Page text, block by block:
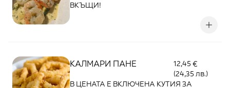
ВКЪЩИ!
КАЛМАРИ ПАНЕ
12,45 €
(24,35 лв.)
В ЦЕНАТА Е ВКЛЮЧЕНА КУТИЯ ЗА